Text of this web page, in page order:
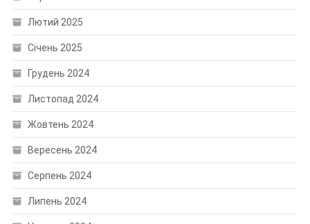
Лютий 2025
Січень 2025
Грудень 2024
Листопад 2024
Жовтень 2024
Вересень 2024
Серпень 2024
Липень 2024